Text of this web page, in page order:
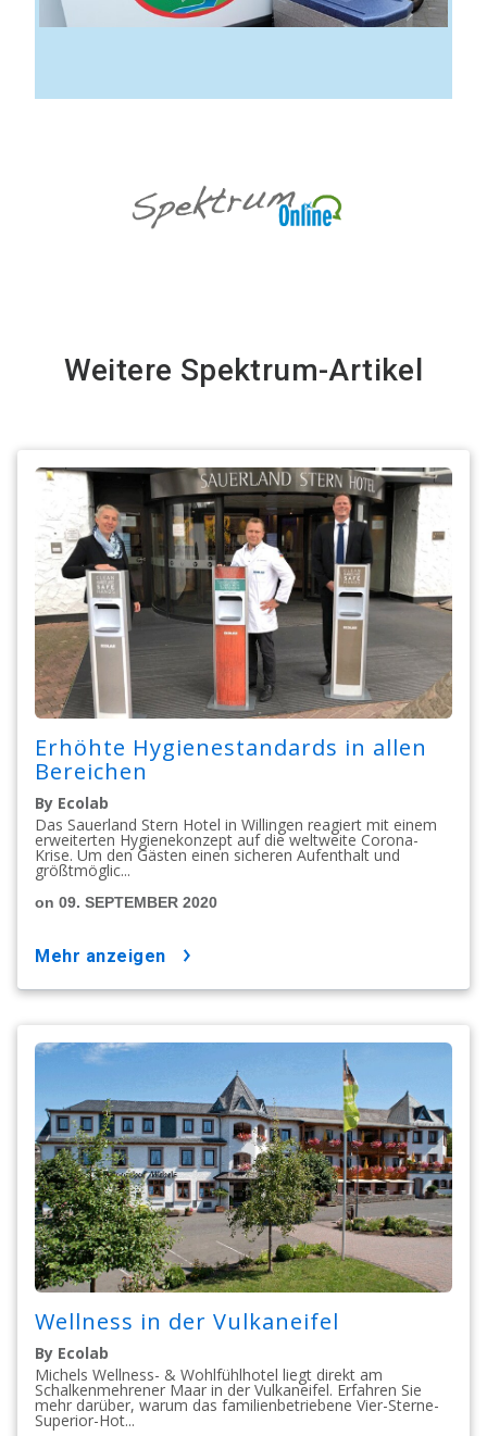
Weitere Spektrum-Artikel
Erhöhte Hygienestandards in allen
Bereichen
By Ecolab
Das Sauerland Stern Hotel in Willingen reagiert mit einem
erweiterten Hygienekonzept auf die weltweite Corona-
Krise. Um den Gästen einen sicheren Aufenthalt und
größtmöglic...
on 09. SEPTEMBER 2020
mehr anzeigen
Wellness in der Vulkaneifel
By Ecolab
Michels Wellness- & Wohlfühlhotel liegt direkt am
Schalkenmehrener Maar in der Vulkaneifel. Erfahren Sie
mehr darüber, warum das familienbetriebene Vier-Sterne-
Superior-Hot...